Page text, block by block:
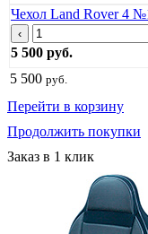
Чехол Land Rover 4
‹
5 500 руб.
5 500 руб.
Перейти в корзину
Продолжить покупки
Заказ в 1 клик